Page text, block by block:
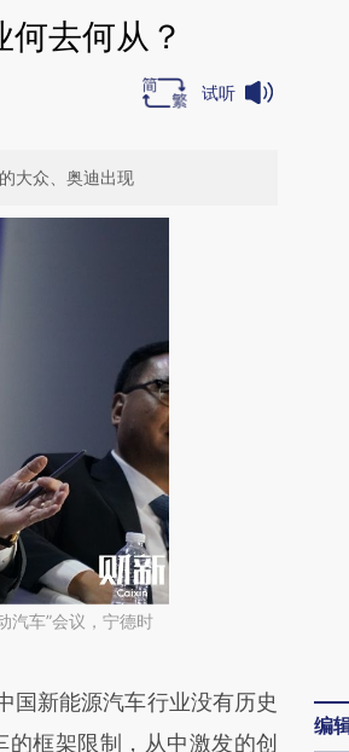
去何从？
试听
大众、奥迪出现
汽车”会议，宁德时
增加这段话：本文由第三方
财新文章
国新能源汽车行业没有历史
框架限制，从中激发的创
编